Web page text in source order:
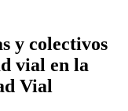
y colectivos
vial en la
Vial